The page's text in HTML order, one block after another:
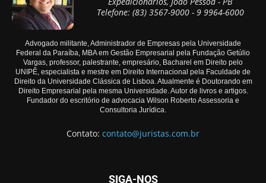
Telefone: (83) 3567-9000 - 9 9964-6000
Advogado militante, Administrador de Empresas pela Universidade
Federal da Paraíba, MBA em Gestão Empresarial pela Fundação Getúlio
Vargas, professor, palestrante, empresário, Bacharel em Direito pelo
UNIPÊ, especialista e mestre em Direito Internacional pela Faculdade de
Direito da Universidade Clássica de Lisboa. Atualmente é Doutorando em
Direito Empresarial pela mesma Universidade. Autor de livros e artigos.
Fundador do escritório de advocacia Wilson Roberto Assessoria e
Consultoria Jurídica.
Contato: contato@juristas.com.br
SIGA-NOS